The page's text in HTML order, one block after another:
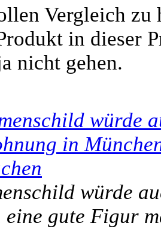
Vergleich zu
in dieser
nicht gehen.
würde
eine gute Figur